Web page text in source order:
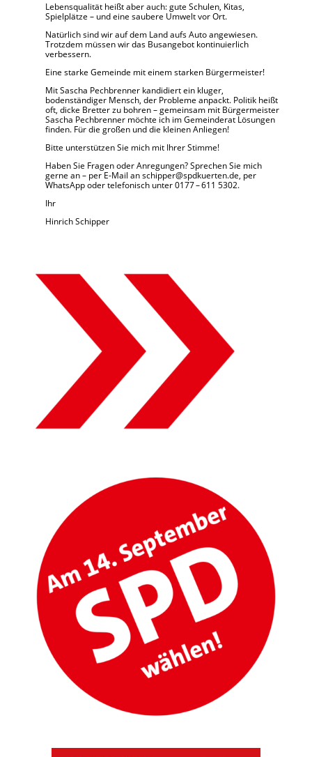
Lebensqualität heißt aber auch: gute Schulen, Kitas,
Spielplätze – und eine saubere Umwelt vor Ort.
Natürlich sind wir auf dem Land aufs Auto angewiesen.
Trotzdem müssen wir das Busangebot kontinuierlich
verbessern.
Eine starke Gemeinde mit einem starken Bürgermeister!
Mit Sascha Pechbrenner kandidiert ein kluger,
bodenständiger Mensch, der Probleme anpackt. Politik heißt
oft, dicke Bretter zu bohren – gemeinsam mit Bürgermeister
Sascha Pechbrenner möchte ich im Gemeinderat Lösungen
finden. Für die großen und die kleinen Anliegen!
Bitte unterstützen Sie mich mit Ihrer Stimme!
Haben Sie Fragen oder Anregungen? Sprechen Sie mich
gerne an – per E-Mail anschipper@spdkuerten.de, per
WhatsApp oder telefonisch unter 0177 – 611 5302.
Ihr
Hinrich Schipper